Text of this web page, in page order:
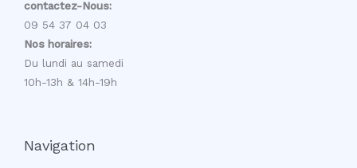
contactez-Nous:
09 54 37 04 03
Nos horaires:
Du lundi au samedi
10h-13h & 14h-19h
Navigation